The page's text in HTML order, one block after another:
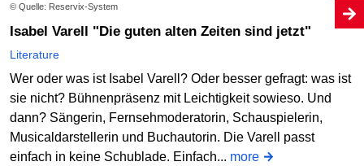
© Quelle: Reservix-System
Isabel Varell "Die guten alten Zeiten sind jetzt"
Literature
Wer oder was ist Isabel Varell? Oder besser gefragt: was ist
sie nicht? Bühnenpräsenz mit Leichtigkeit sowieso. Und
dann? Sängerin, Fernsehmoderatorin, Schauspielerin,
Musicaldarstellerin und Buchautorin. Die Varell passt
einfach in keine Schublade. Einfach... more